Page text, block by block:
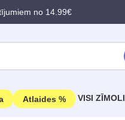
no 14.99€
Atlaides % VISI ZĪMOLI